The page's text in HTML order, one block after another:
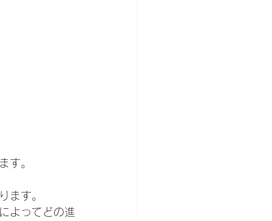
す。
ます。
よってどの進